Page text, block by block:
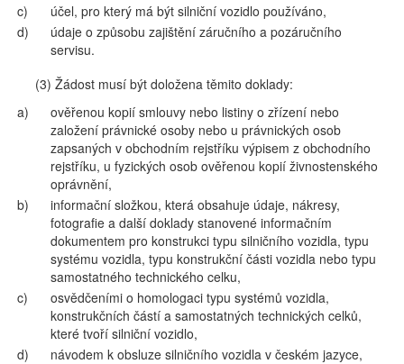
c)
účel, pro který má být silniční vozidlo používáno,
d)
údaje o způsobu zajištění záručního a pozáručního
servisu.
(3) Žádost musí být doložena těmito doklady:
a)
ověřenou kopií smlouvy nebo listiny o zřízení nebo
založení právnické osoby nebo u právnických osob
zapsaných v obchodním rejstříku výpisem z obchodního
rejstříku, u fyzických osob ověřenou kopií živnostenského
oprávnění,
b)
informační složkou, která obsahuje údaje, nákresy,
fotografie a další doklady stanovené informačním
dokumentem pro konstrukci typu silničního vozidla, typu
systému vozidla, typu konstrukční části vozidla nebo typu
samostatného technického celku,
c)
osvědčeními o homologaci typu systémů vozidla,
konstrukčních částí a samostatných technických celků,
které tvoří silniční vozidlo,
d)
návodem k obsluze silničního vozidla v českém jazyce,